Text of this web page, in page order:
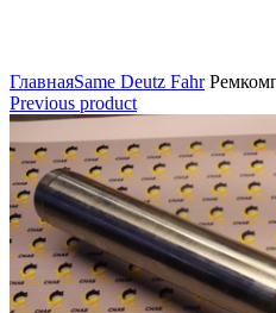
ГлавнаяSame Deutz Fahr
Previous product